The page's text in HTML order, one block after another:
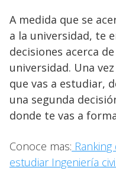
A medida que se
a la universidad, te
decisiones acerca
universidad. Una
que vas a estudiar,
una segunda
donde te vas a
Conoce mas:
estudiar Ingeniería